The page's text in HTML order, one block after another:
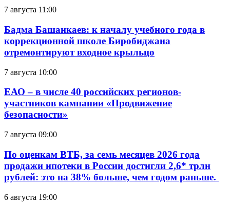
7 августа 11:00
Бадма Башанкаев: к началу учебного года в
коррекционной школе Биробиджана
отремонтируют входное крыльцо
7 августа 10:00
ЕАО – в числе 40 российских регионов-
участников кампании «Продвижение
безопасности»
7 августа 09:00
По оценкам ВТБ, за семь месяцев 2026 года
продажи ипотеки в России достигли 2,6* трлн
рублей: это на 38% больше, чем годом раньше.
6 августа 19:00